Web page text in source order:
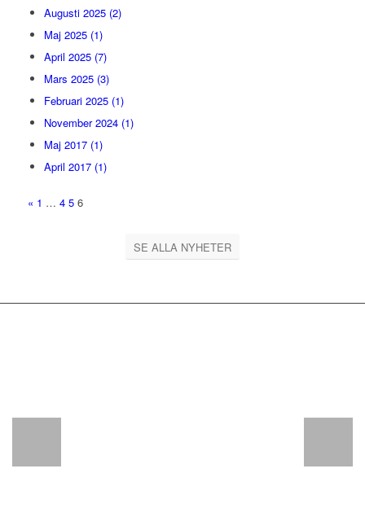
Augusti 2025 (2)
Maj 2025 (1)
April 2025 (7)
Mars 2025 (3)
Februari 2025 (1)
November 2024 (1)
Maj 2017 (1)
April 2017 (1)
« 1 … 4 5 6
SE ALLA NYHETER